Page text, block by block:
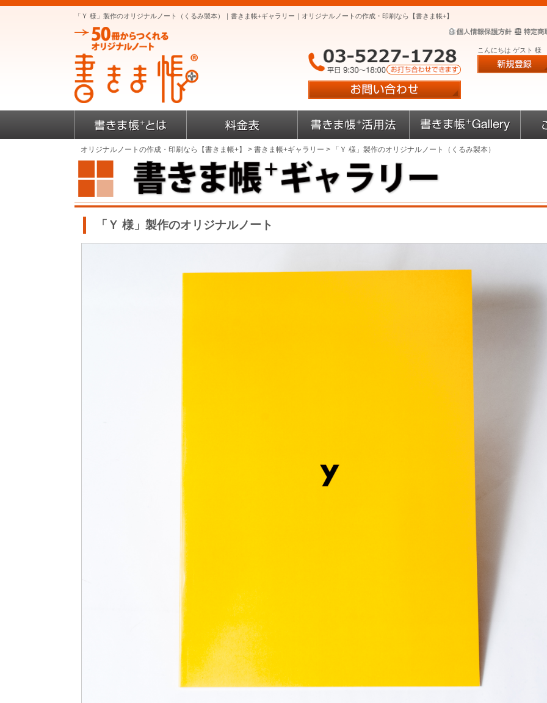
「Ｙ 様」製作のオリジナルノート（くるみ製本）｜書きま帳+ギャラリー｜オリジナルノートの作成・印刷なら【書きま帳+】
こんにちは ゲスト 様
オリジナルノートの作成・印刷なら【書きま帳+】 > 書きま帳+ギャラリー > 「Ｙ 様」製作のオリジナルノート（くるみ製本）
「Ｙ 様」製作のオリジナルノート